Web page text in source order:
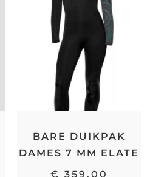
BARE DUIKPAK
DAMES 7 MM ELATE
€ 359,00